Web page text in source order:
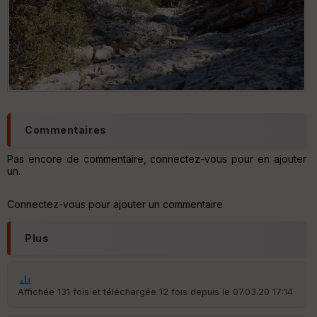
Commentaires
Pas encore de commentaire, connectez-vous pour en ajouter
un.
Connectez-vous pour ajouter un commentaire
Plus
Affichée 131 fois et téléchargée 12 fois depuis le 07.03.20 17:14